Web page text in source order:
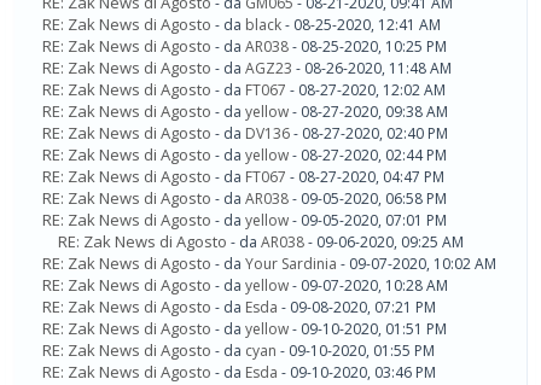
RE: Zak News di Agosto - da black- 08-25-2020, 12:41 AM
RE: Zak News di Agosto - da AR038- 08-25-2020, 10:25 PM
RE: Zak News di Agosto - da AGZ23 - 08-26-2020, 11:48 AM
RE: Zak News di Agosto - da FT067 - 08-27-2020, 12:02 AM
RE: Zak News di Agosto - da yellow- 08-27-2020, 09:38 AM
RE: Zak News di Agosto - da DV136- 08-27-2020, 02:40 PM
RE: Zak News di Agosto - da yellow- 08-27-2020, 02:44 PM
RE: Zak News di Agosto - da FT067 - 08-27-2020, 04:47 PM
RE: Zak News di Agosto - da AR038- 09-05-2020, 06:58 PM
RE: Zak News di Agosto - da yellow- 09-05-2020, 07:01 PM
RE: Zak News di Agosto - da AR038- 09-06-2020, 09:25 AM
RE: Zak News di Agosto - da Your Sardinia - 09-07-2020, 10:02 AM
RE: Zak News di Agosto - da yellow- 09-07-2020, 10:28 AM
RE: Zak News di Agosto - da Esda - 09-08-2020, 07:21 PM
RE: Zak News di Agosto - da yellow- 09-10-2020, 01:51 PM
RE: Zak News di Agosto - da cyan - 09-10-2020, 01:55 PM
RE: Zak News di Agosto - da Esda - 09-10-2020, 03:46 PM